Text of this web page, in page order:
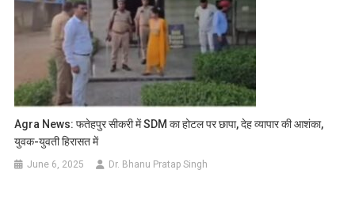
Agra News: फतेहपुर सीकरी में SDM का होटल पर छापा, देह व्यापार की आशंका,
युवक-युवती हिरासत में
June 6, 2025 Dr. Bhanu Pratap Singh